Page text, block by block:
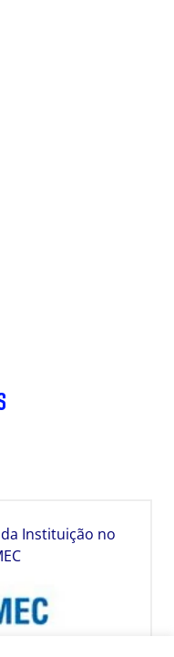
Instituição no